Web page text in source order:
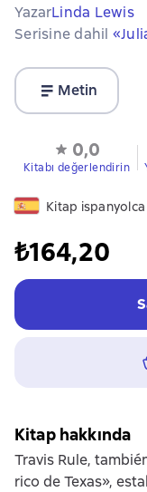
YazarLinda Lewis
Serisine dahil
Metin
0,0
Kitabı değerlendirin
Kitap ispanyolca
₺164,20
Kitap hakkında
Travis Rule,
rico de Texas»,